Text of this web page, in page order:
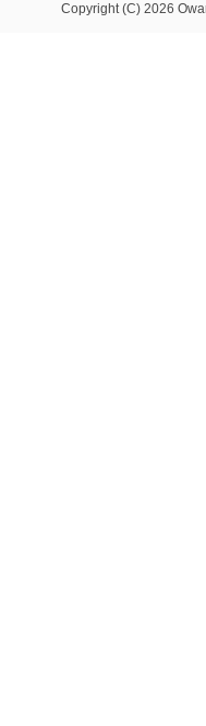
Copyright (C) 2026